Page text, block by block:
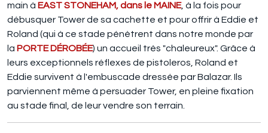
main à EAST STONEHAM, dans le MAINE, à la fois pour
débusquer Tower de sa cachette et pour offrir à Eddie et
Roland (qui à ce stade pénètrent dans notre monde par
la PORTE DÉROBÉE) un accueil très "chaleureux". Grâce à
leurs exceptionnels réflexes de pistoleros, Roland et
Eddie survivent à l'embuscade dressée par Balazar. Ils
parviennent même à persuader Tower, en pleine fixation
au stade final, de leur vendre son terrain.